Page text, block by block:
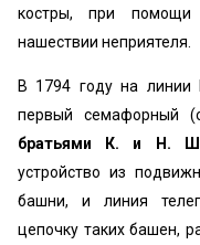
костры, при помощи
нашествии неприятеля.
В 1794 году на
первый семафорный
братьями К. и Н.
устройство из
башни, и линия
цепочку таких башен,